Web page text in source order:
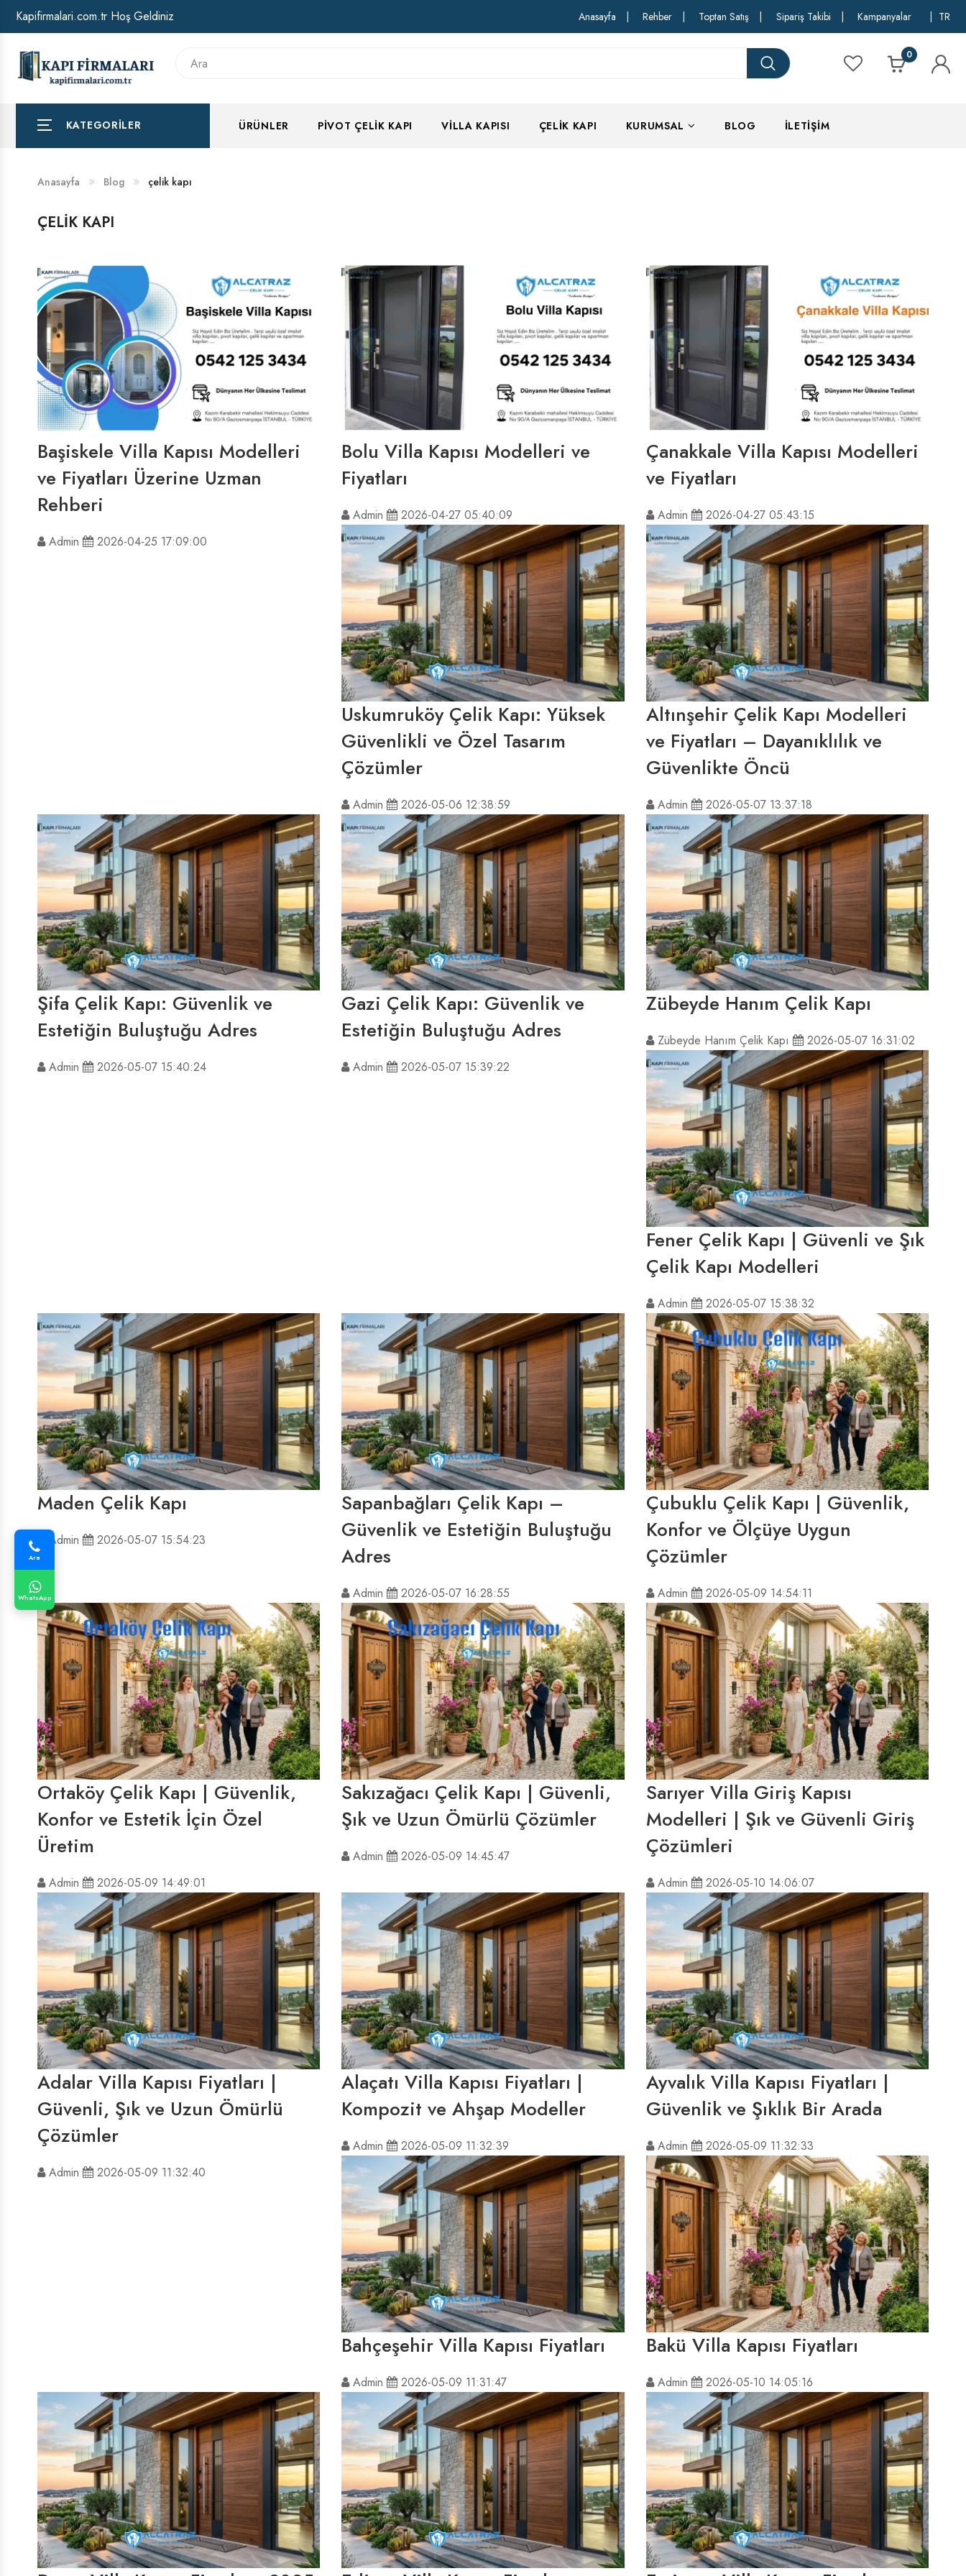
HAKKIMIZDA
BANKA HESAP NUMARALARIMIZ
Kapifirmalari.com.tr Hoş Geldiniz Anasayfa Rehber Toptan Satış Sipariş Takibi Kampanyalar TR
0
KATEGORILER ÜRÜNLER PIVOT ÇELIK KAPI VILLA KAPISI ÇELIK KAPI KURUMSAL BLOG İLETIŞIM
Anasayfa Blog çelik kapı
ÇELIK KAPI
Başiskele Villa Kapısı Modelleri
ve Fiyatları Üzerine Uzman
Rehberi
Admin 2026-04-25 17:09:00
Bolu Villa Kapısı Modelleri ve
Fiyatları
Admin 2026-04-27 05:40:09
Çanakkale Villa Kapısı Modelleri
ve Fiyatları
Admin 2026-04-27 05:43:15
Uskumruköy Çelik Kapı: Yüksek
Güvenlikli ve Özel Tasarım
Çözümler
Admin 2026-05-06 12:38:59
Altınşehir Çelik Kapı Modelleri
ve Fiyatları – Dayanıklılık ve
Güvenlikte Öncü
Admin 2026-05-07 13:37:18
Şifa Çelik Kapı: Güvenlik ve
Estetiğin Buluştuğu Adres
Admin 2026-05-07 15:40:24
Gazi Çelik Kapı: Güvenlik ve
Estetiğin Buluştuğu Adres
Admin 2026-05-07 15:39:22
Zübeyde Hanım Çelik Kapı
Zübeyde Hanım Çelik Kapı 2026-05-07 16:31:02
Fener Çelik Kapı | Güvenli ve Şık
Çelik Kapı Modelleri
Admin 2026-05-07 15:38:32
Maden Çelik Kapı
Admin 2026-05-07 15:54:23
Sapanbağları Çelik Kapı –
Güvenlik ve Estetiğin Buluştuğu
Adres
Admin 2026-05-07 16:28:55
Çubuklu Çelik Kapı | Güvenlik,
Konfor ve Ölçüye Uygun
Çözümler
Admin 2026-05-09 14:54:11
Ortaköy Çelik Kapı | Güvenlik,
Konfor ve Estetik İçin Özel
Üretim
Admin 2026-05-09 14:49:01
Sakızağacı Çelik Kapı | Güvenli,
Şık ve Uzun Ömürlü Çözümler
Admin 2026-05-09 14:45:47
Sarıyer Villa Giriş Kapısı
Modelleri | Şık ve Güvenli Giriş
Çözümleri
Admin 2026-05-10 14:06:07
Adalar Villa Kapısı Fiyatları |
Güvenli, Şık ve Uzun Ömürlü
Çözümler
Admin 2026-05-09 11:32:40
Alaçatı Villa Kapısı Fiyatları |
Kompozit ve Ahşap Modeller
Admin 2026-05-09 11:32:39
Ayvalık Villa Kapısı Fiyatları |
Güvenlik ve Şıklık Bir Arada
Admin 2026-05-09 11:32:33
Bahçeşehir Villa Kapısı Fiyatları
Admin 2026-05-09 11:31:47
Bakü Villa Kapısı Fiyatları
Admin 2026-05-10 14:05:16
Ara
WhatsApp